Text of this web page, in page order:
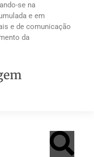
se na
e em
e de comunicação
da